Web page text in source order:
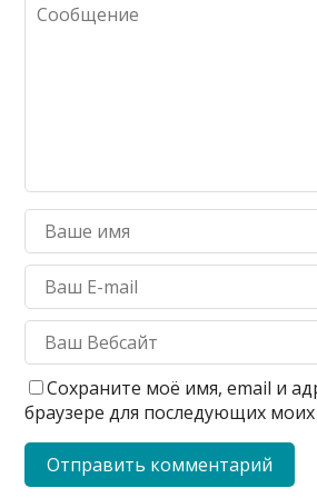
Сохраните моё имя, email и
браузере для последующих